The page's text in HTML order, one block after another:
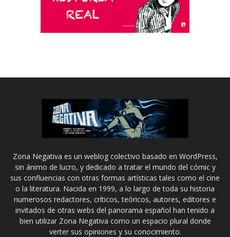
Zona Negativa es un weblog colectivo basado en WordPress,
sin ánimo de lucro, y dedicado a tratar el mundo del cómic y
sus confluencias con otras formas artísticas tales como el cine
o la literatura. Nacida en 1999, a lo largo de toda su historia
numerosos redactores, críticos, teóricos, autores, editores e
invitados de otras webs del panorama español han tenido a
bien utilizar Zona Negativa como un espacio plural donde
verter sus opiniones y su conocimiento.